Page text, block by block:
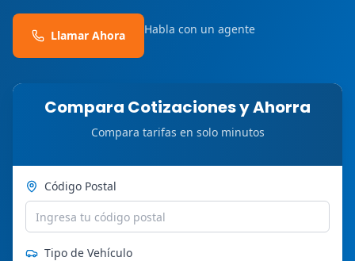
Llamar Ahora Habla con un agente
Compara Cotizaciones y Ahorra
Compara tarifas en solo minutos
Código Postal
Tipo de Vehículo